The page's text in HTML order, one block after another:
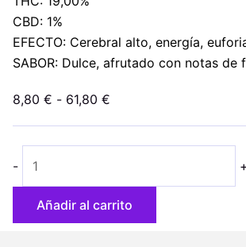
CBD: 1%
EFECTO: Cerebral alto, energía,
SABOR: Dulce, afrutado con notas de
8,80 € - 61,80 €Rango
hasta
61,80 €
-
Mass
cantidad
+
Añadir al carrito